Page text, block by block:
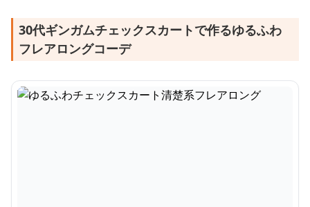
30代ギンガムチェックスカートで作るゆるふわ
フレアロングコーデ